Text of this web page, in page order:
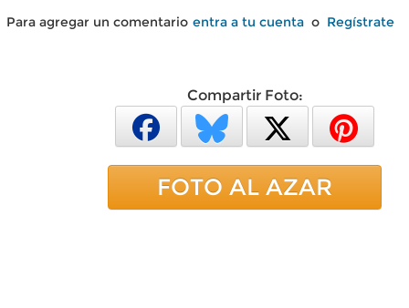
Para agregar un comentario entra a tu cuenta o Regístrate
Compartir Foto:
FOTO AL AZAR